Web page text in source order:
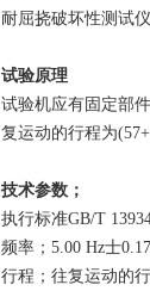
耐屈挠破坏性测试
试验原理
试验机应有固定部
复运动的行程为
技术参数；
执行标准GB/T
频率；5.00 Hz士
行程；往复运动的